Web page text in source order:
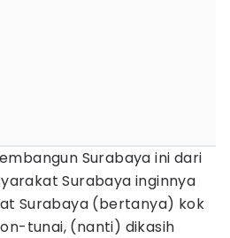
Surabaya ini dari
Surabaya inginnya
Surabaya (bertanya) kok
tunai, (nanti) dikasih